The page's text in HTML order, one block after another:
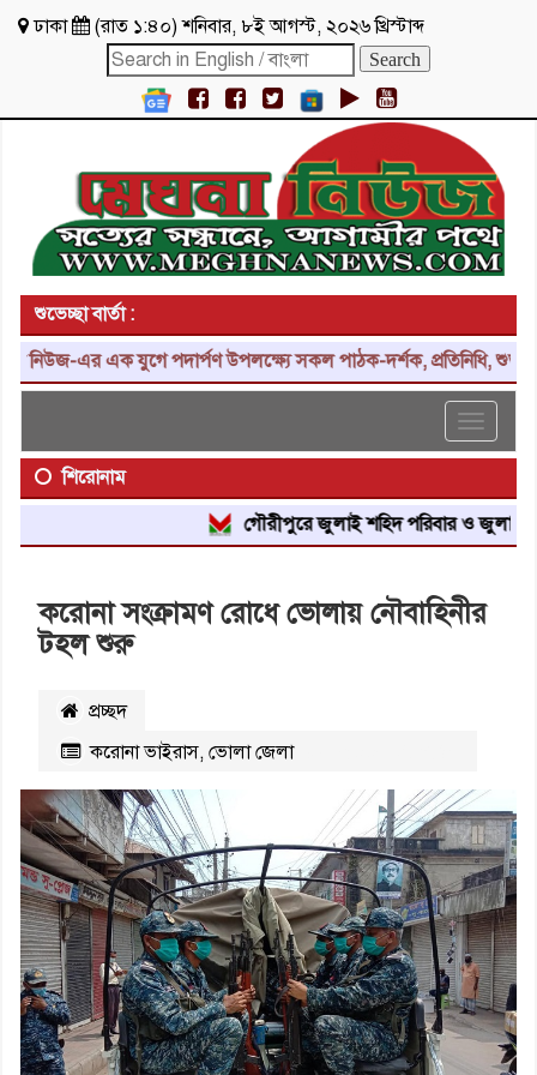
ঢাকা (রাত ১:৪০)শনিবার, ৮ই আগস্ট, ২০২৬ খ্রিস্টাব্দ
শুভেচ্ছা বার্তা :
এর এক যুগে পদার্পণ উপলক্ষ্যে সকল পাঠক-দর্শক, প্রতিনিধি,
Toggle
শিরোনাম
গৌরীপুরে জুলাই শহিদ পরিবার ও জুলাই
করোনা সংক্রামণ রোধে ভোলায় নৌবাহিনীর
টহল শুরু
প্রচ্ছদ
করোনা ভাইরাস, ভোলা জেলা